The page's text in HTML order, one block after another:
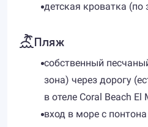
детская кроватка (по
Пляж
собственный
зона) через дорогу
в отеле Coral Beach
вход в море с понтона